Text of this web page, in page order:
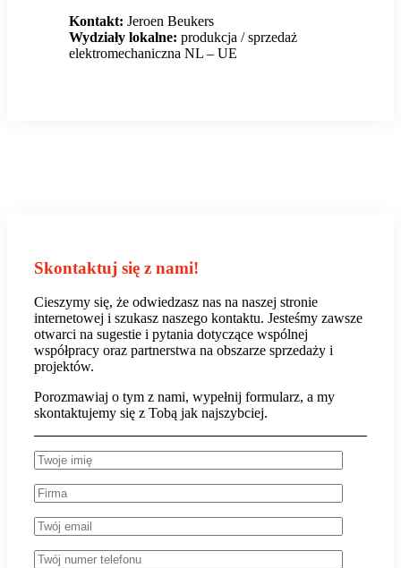
Kontakt: Jeroen Beukers
Wydziały lokalne: produkcja / sprzedaż
elektromechaniczna NL – UE
Skontaktuj się z nami!
Cieszymy się, że odwiedzasz nas na naszej stronie
internetowej i szukasz naszego kontaktu. Jesteśmy zawsze
otwarci na sugestie i pytania dotyczące wspólnej
współpracy oraz partnerstwa na obszarze sprzedaży i
projektów.
Porozmawiaj o tym z nami, wypełnij formularz, a my
skontaktujemy się z Tobą jak najszybciej.